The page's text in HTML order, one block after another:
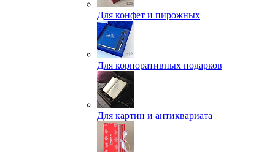
Для конфет и пирожных
Для корпоративных подарков
Для картин и антиквариата